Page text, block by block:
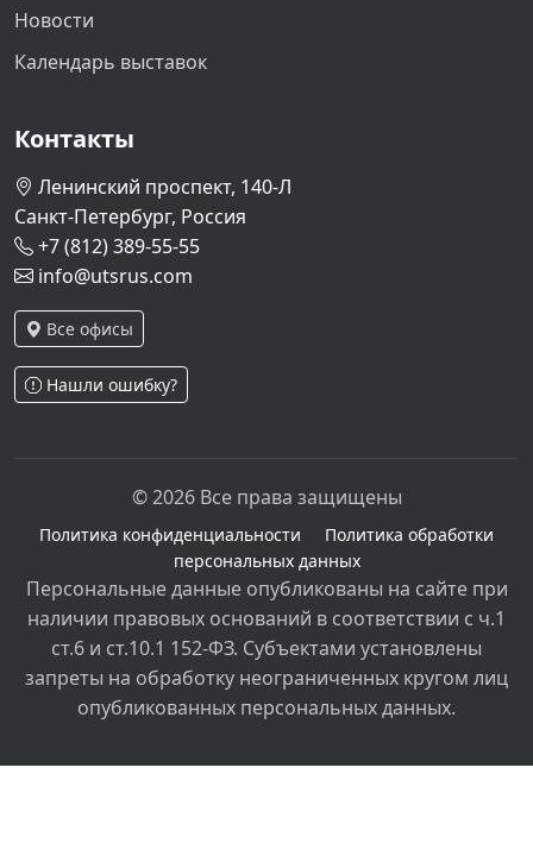
Новости
Календарь выставок
Контакты
Ленинский проспект, 140-Л
Санкт-Петербург, Россия
+7 (812) 389-55-55
info@utsrus.com
Все офисы
Нашли ошибку?
© 2026 Все права защищены
Политика конфиденциальности
Политика обработки
персональных данных
Персональные данные опубликованы на сайте при
наличии правовых оснований в соответствии с ч.1
ст.6 и ст.10.1 152-ФЗ. Субъектами установлены
запреты на обработку неограниченных кругом лиц
опубликованных персональных данных.